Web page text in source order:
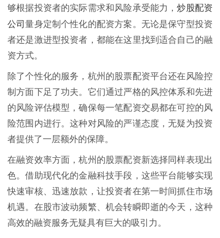
够根据投资者的实际需求和风险承受能力，炒股配资
公司量身定制个性化的配资方案。无论是保守型投资
者还是激进型投资者，都能在这里找到适合自己的融
资方式。
除了个性化的服务，杭州的股票配资平台还在风险控
制方面下足了功夫。它们通过严格的风控体系和先进
的风险评估模型，确保每一笔配资交易都在可控的风
险范围内进行。这种对风险的严谨态度，无疑为投资
者提供了一层额外的保障。
在融资效率方面，杭州的股票配资新选择同样表现出
色。借助现代化的金融科技手段，这些平台能够实现
快速审核、迅速放款，让投资者在第一时间抓住市场
机遇。在股市波动频繁、机会转瞬即逝的今天，这种
高效的融资服务无疑具有巨大的吸引力。